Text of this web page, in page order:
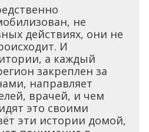
не
действиях, они не
И
а каждый
закреплен за
направляет
врачей, и чем
это своими
эти истории домой,